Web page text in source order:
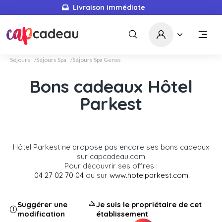
Livraison immédiate
Séjours Séjours Spa Séjours Spa Genas
Bons cadeaux Hôtel
Parkest
Hôtel Parkest ne propose pas encore ses bons cadeaux
sur capcadeau.com
Pour découvrir ses offres :
04 27 02 70 04ou sur www.hotelparkest.com
Suggérer une
modification
Je suis le propriétaire de cet
établissement